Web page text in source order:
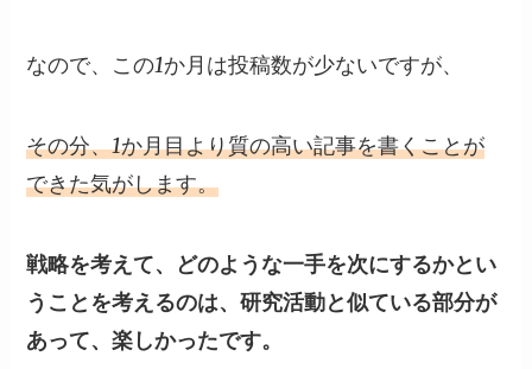
なので、この1か月は投稿数が少ないですが、
その分、1か月目より質の高い記事を書くことが
できた気がします。
戦略を考えて、どのような一手を次にするかとい
うことを考えるのは、研究活動と似ている部分が
あって、楽しかったです。